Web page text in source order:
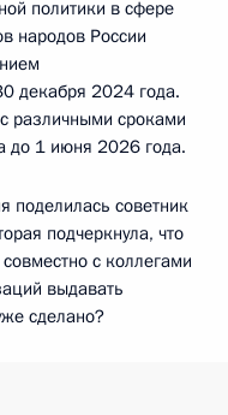
политики в сфере
народов России
декабря 2024 года.
различными сроками
до 1 июня 2026 года.
поделилась советник
подчеркнула, что
с коллегами
выдавать
сделано?